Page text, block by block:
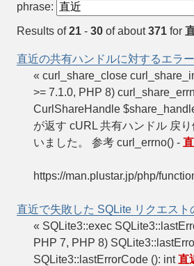
phrase:
Results of21 - 30 of about371 for
直近の共有ハンドルに対するエラ
« curl_share_close
>= 7.1.0, PHP 8)
CurlShareHandle
が返す cURL 共有ハンドル 戻り
いました。 参考 curl_errno() -
https://man.plustar.jp/php/
直近で失敗した SQLite リクエス
« SQLite3::exec
PHP 7, PHP 8)
SQLite3::lastErrorCode (): int直